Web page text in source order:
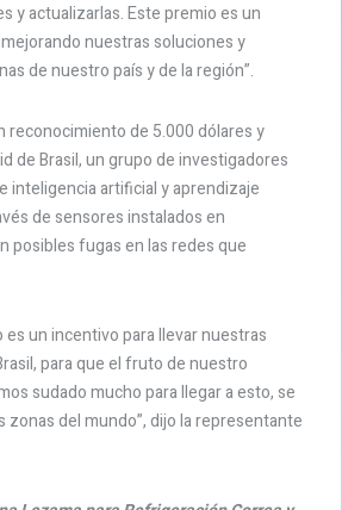
y actualizarlas. Este premio es un
nuestras soluciones y
de nuestro país y de la región”.
reconocimiento de 5.000 dólares y
de Brasil, un grupo de investigadores
inteligencia artificial y aprendizaje
de sensores instalados en
posibles fugas en las redes que
un incentivo para llevar nuestras
para que el fruto de nuestro
sudado mucho para llegar a esto, se
zonas del mundo”, dijo la representante